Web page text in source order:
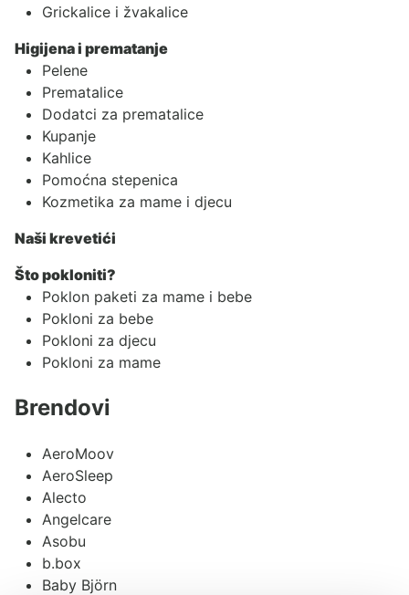
Grickalice i žvakalice
Higijena i prematanje
Pelene
Prematalice
Dodatci za prematalice
Kupanje
Kahlice
Pomoćna stepenica
Kozmetika za mame i djecu
Naši krevetići
Što pokloniti?
Poklon paketi za mame i bebe
Pokloni za bebe
Pokloni za djecu
Pokloni za mame
Brendovi
AeroMoov
AeroSleep
Alecto
Angelcare
Asobu
b.box
Baby Björn